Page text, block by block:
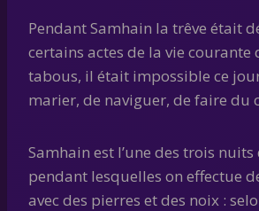
Pendant Samhain la trêve était
certains actes de la vie courante
tabous, il était impossible ce
marier, de naviguer, de faire du
Samhain est l’une des trois nuits
pendant lesquelles on effectue
avec des pierres et des noix :